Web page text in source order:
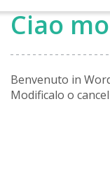
Ciao
Benvenuto in
Modificalo o